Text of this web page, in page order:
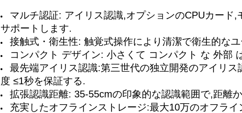
マルチ認証: アイリス認識,オプションのCPUカード
サポートします.
接触式・衛生性: 触覚式操作により清潔で衛生的な
コンパクト デザイン: 小さくて コンパクト な 外部
最先端アイリス認識:第三世代の独立開発のアイリ
度 ≤1秒を保証する.
拡張認識距離: 35-55cmの印象的な認識範囲で,距離
充実したオフラインストレージ:最大10万のオフラ